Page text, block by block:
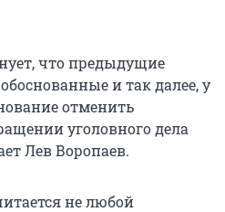
что предыдущие
и так далее, у
отменить
уголовного дела
Лев Воропаев.
не любой